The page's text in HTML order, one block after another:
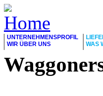
UNTERNEHMENSPROFIL
WIR ÜBER UNS
WAS